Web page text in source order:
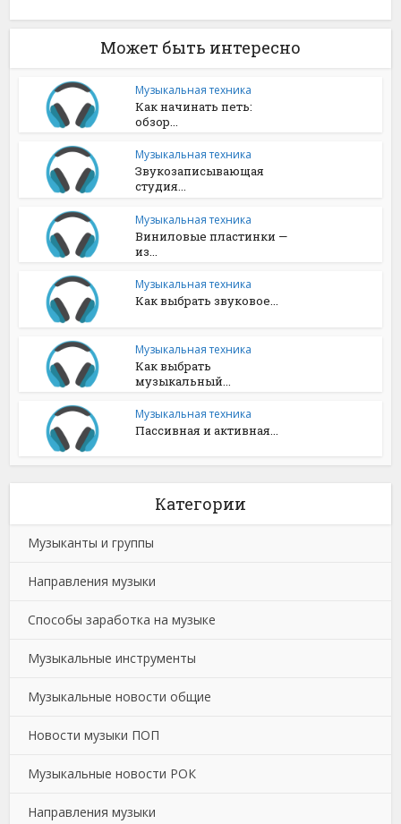
Может быть интересно
Музыкальная техника
Как начинать петь:
обзор...
Музыкальная техника
Звукозаписывающая
студия...
Музыкальная техника
Виниловые пластинки —
из...
Музыкальная техника
Как выбрать звуковое...
Музыкальная техника
Как выбрать
музыкальный...
Музыкальная техника
Пассивная и активная...
Категории
Музыканты и группы
Направления музыки
Способы заработка на музыке
Музыкальные инструменты
Музыкальные новости общие
Новости музыки ПОП
Музыкальные новости РОК
Направления музыки